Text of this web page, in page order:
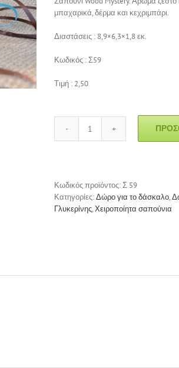
μπαχαρικά, δέρμα και κεχριμπάρι.
Διαστάσεις : 8,9×6,3×1,8 εκ.
Κωδικός : Σ59
Τιμή : 2,50
Σαπούνι
Κωδικός προϊόντος:Σ 59
Κατηγορίες:Δώρο για το δάσκαλο,
Γλυκερίνης,Χειροποίητα σαπούνια